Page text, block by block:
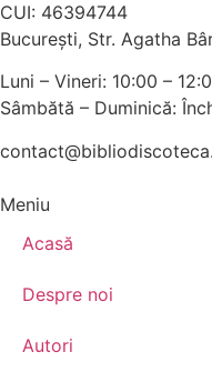
CUI: 46394744
Bucureşti, Str. Agatha
Luni – Vineri: 10:00 –
Sâmbătă – Duminică:
Meniu
Acasă
Despre noi
Autori